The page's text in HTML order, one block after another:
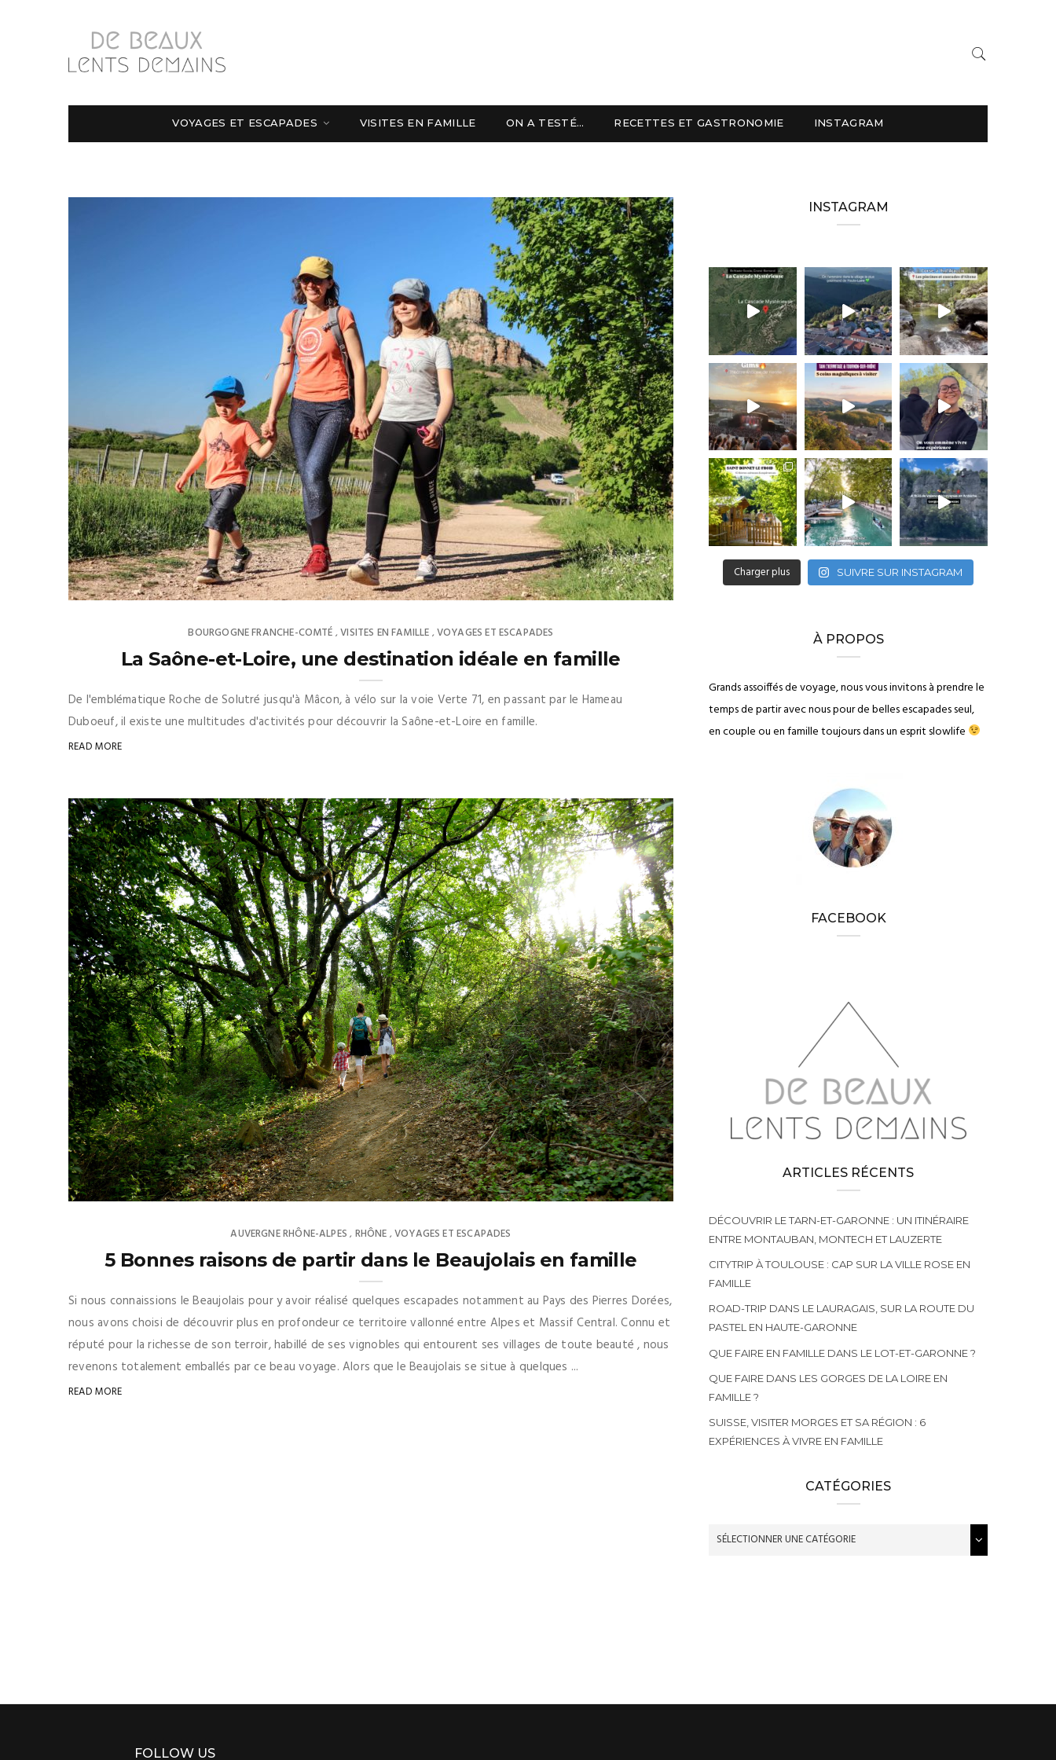
VOYAGES ET ESCAPADES VISITES EN FAMILLE ON A TESTÉ… RECETTES ET GASTRONOMIE INSTAGRAM
BOURGOGNE FRANCHE-COMTÉ ,VISITES EN FAMILLE ,VOYAGES ET ESCAPADES
La Saône-et-Loire, une destination idéale en famille
De l'emblématique Roche de Solutré jusqu'à Mâcon, à vélo sur la voie Verte 71, en passant par le Hameau
Duboeuf, il existe une multitudes d'activités pour découvrir la Saône-et-Loire en famille.
READ MORE
AUVERGNE RHÔNE-ALPES , RHÔNE ,VOYAGES ET ESCAPADES
5 Bonnes raisons de partir dans le Beaujolais en famille
Si nous connaissions le Beaujolais pour y avoir réalisé quelques escapades notamment au Pays des Pierres Dorées,
nous avons choisi de découvrir plus en profondeur ce territoire vallonné entre Alpes et Massif Central. Connu et
réputé pour la richesse de son terroir, habillé de ses vignobles qui entourent ses villages de toute beauté , nous
revenons totalement emballés par ce beau voyage. Alors que le Beaujolais se situe à quelques ...
READ MORE
INSTAGRAM
Charger plus SUIVRE SUR INSTAGRAM
À PROPOS
Grands assoiffés de voyage, nous vous invitons à prendre le
temps de partir avec nous pour de belles escapades seul,
en couple ou en famille toujours dans un esprit slowlife
FACEBOOK
ARTICLES RÉCENTS
DÉCOUVRIR LE TARN-ET-GARONNE : UN ITINÉRAIRE
ENTRE MONTAUBAN, MONTECH ET LAUZERTE
CITYTRIP À TOULOUSE : CAP SUR LA VILLE ROSE EN
FAMILLE
ROAD-TRIP DANS LE LAURAGAIS, SUR LA ROUTE DU
PASTEL EN HAUTE-GARONNE
QUE FAIRE EN FAMILLE DANS LE LOT-ET-GARONNE ?
QUE FAIRE DANS LES GORGES DE LA LOIRE EN
FAMILLE ?
SUISSE, VISITER MORGES ET SA RÉGION : 6
EXPÉRIENCES À VIVRE EN FAMILLE
CATÉGORIES
FOLLOW US